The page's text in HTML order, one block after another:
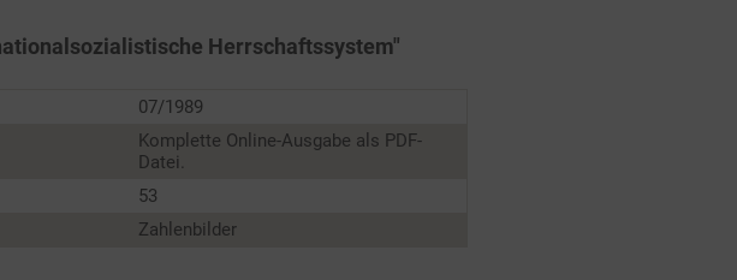
Herrschaftssystem"
07/1989
Komplette Online-Ausgabe als PDF-
Datei.
53
Zahlenbilder